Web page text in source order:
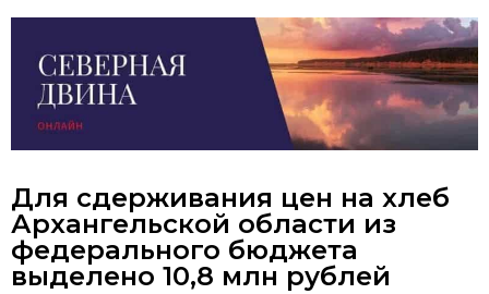
Для сдерживания цен на хлеб
Архангельской области из
федерального бюджета
выделено 10,8 млн рублей